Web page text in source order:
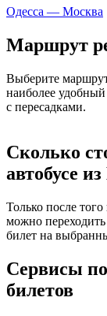
Одесса — Москва
Маршрут
Выберите
наиболее
с пересадками.
Сколько
автобусе
Только после
можно
билет на
Сервисы
билетов